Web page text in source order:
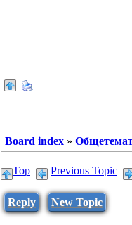
Board index »
Top Previous Topic
Reply New Topic